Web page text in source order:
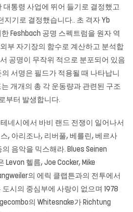
대통령 사업에 뛰어 들기로 결정했고
지기로 결정했습니다.. 초 격자 Yb
한 Feshbach 공명 스펙트럼을 원자 역
부 자기장의 함수로 계산하고 분석합
공명이 무작위 적으로 분포되어 있음
서명은 필드가 적용될 때 나타납니
개개의 총 각 운동량과 관련된 구조
부터 발생합니다.
네시에서 바비 랜드 전쟁이 일어나서
, 아리조나, 리버풀, 베를린, 베르사
음악을 믹스해라. Blues Seinen
헬름, Joe Cocker, Mike
의 에릭 클랩튼과의 전투에서
도시의 중심부에 사랑이 없으며 1978
의 Whitesnake가 Richtung